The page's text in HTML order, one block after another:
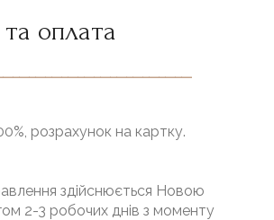
оплата
розрахунок на картку.
здійснюється Новою
2-3 робочих днів з моменту